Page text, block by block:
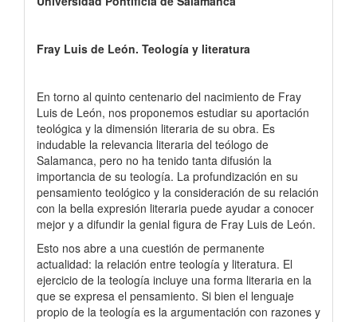
Fray Luis de León. Teología y literatura
En torno al quinto centenario del nacimiento de Fray
Luis de León, nos proponemos estudiar su aportación
teológica y la dimensión literaria de su obra. Es
indudable la relevancia literaria del teólogo de
Salamanca, pero no ha tenido tanta difusión la
importancia de su teología. La profundización en su
pensamiento teológico y la consideración de su relación
con la bella expresión literaria puede ayudar a conocer
mejor y a difundir la genial figura de Fray Luis de León.
Esto nos abre a una cuestión de permanente
actualidad: la relación entre teología y literatura. El
ejercicio de la teología incluye una forma literaria en la
que se expresa el pensamiento. Si bien el lenguaje
propio de la teología es la argumentación con razones y